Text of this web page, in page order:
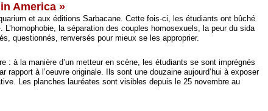
America »
et aux éditions Sarbacane. Cette fois-ci, les étudiants ont bûché
la séparation des couples homosexuels, la peur du sida
questionnés, renversés pour mieux se les approprier.
: à la manière d’un metteur en scène, les étudiants se sont imprégnés
rapport à l’oeuvre originale. Ils sont une douzaine aujourd’hui à exposer
Les planches lauréates sont visibles depuis le 25 novembre au